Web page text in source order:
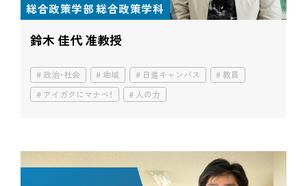
総合政策学部 総合政策学科
鈴木 佳代 准教授
政治・社会 地域 日進キャンパス
教員
アイガクにマナベ！
人の力